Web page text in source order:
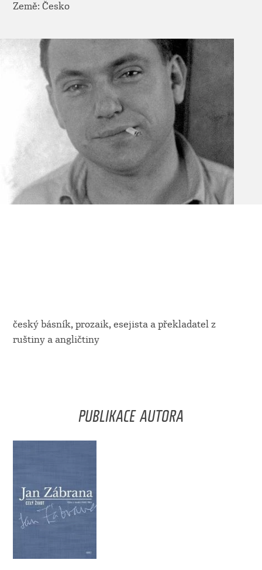
Země: Česko
český básník, prozaik, esejista a překladatel z
ruštiny a angličtiny
PUBLIKACE AUTORA